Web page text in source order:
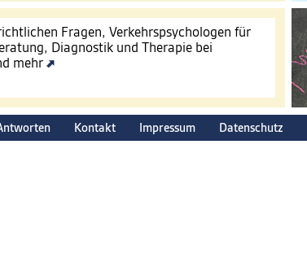
Fragen, Verkehrspsychologen für
Diagnostik und Therapie bei
mehr
Kontakt Impressum Datenschutz